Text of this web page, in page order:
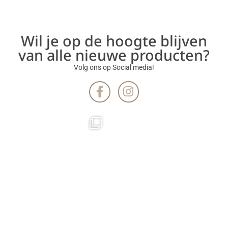
Wil je op de hoogte blijven
van alle nieuwe producten?
Volg ons op Social media!